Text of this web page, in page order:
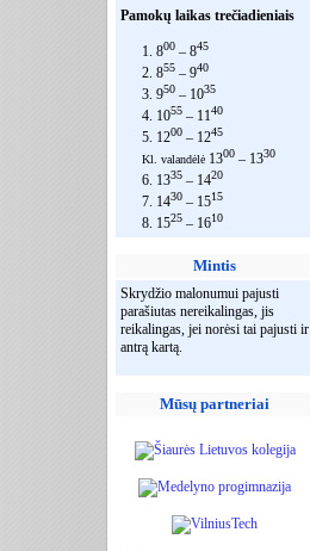
Pamokų laikas trečiadieniais
1. 800 – 845
2. 855 – 940
3. 950 – 1035
4. 1055 – 1140
5. 1200 – 1245
Kl. valandėlė 1300 – 1330
6. 1335 – 1420
7. 1430 – 1515
8. 1525 – 1610
Mintis
Skrydžio malonumui pajusti
parašiutas nereikalingas, jis
reikalingas, jei norėsi tai pajusti ir
antrą kartą.
Mūsų partneriai